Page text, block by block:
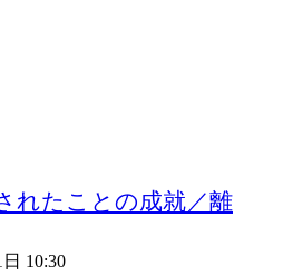
れたことの成就／離
10:30